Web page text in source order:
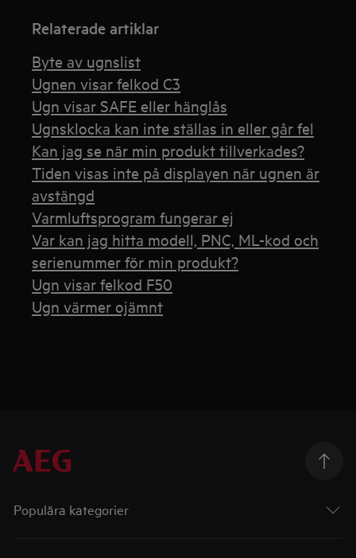
Relaterade artiklar
Byte av ugnslist
Ugnen visar felkod C3
Ugn visar SAFE eller hänglås
Ugnsklocka kan inte ställas in eller går fel
Kan jag se när min produkt tillverkades?
Tiden visas inte på displayen när ugnen är
avstängd
Varmluftsprogram fungerar ej
Var kan jag hitta modell, PNC, ML-kod och
serienummer för min produkt?
Ugn visar felkod F50
Ugn värmer ojämnt
Populära kategorier